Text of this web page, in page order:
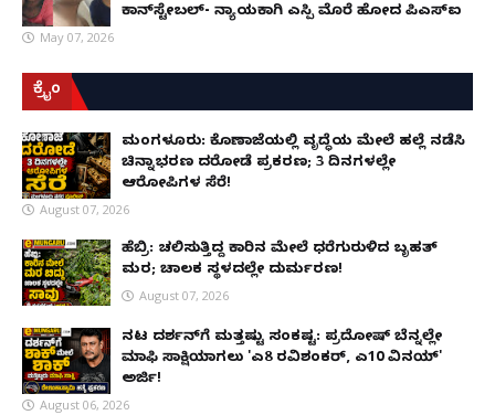
ಕಾನ್‌ಸ್ಟೇಬಲ್- ನ್ಯಾಯಕ್ಕಾಗಿ ಎಸ್ಪಿ ಮೊರೆ ಹೋದ ಪಿಎಸ್ಐ
May 07, 2026
ಕ್ರೈಂ
ಮಂಗಳೂರು: ಕೊಣಾಜೆಯಲ್ಲಿ ವೃದ್ಧೆಯ ಮೇಲೆ ಹಲ್ಲೆ ನಡೆಸಿ
ಚಿನ್ನಾಭರಣ ದರೋಡೆ ಪ್ರಕರಣ; 3 ದಿನಗಳಲ್ಲೇ
ಆರೋಪಿಗಳ ಸೆರೆ!
August 07, 2026
ಹೆಬ್ರಿ: ಚಲಿಸುತ್ತಿದ್ದ ಕಾರಿನ ಮೇಲೆ ಧರೆಗುರುಳಿದ ಬೃಹತ್
ಮರ; ಚಾಲಕ ಸ್ಥಳದಲ್ಲೇ ದುರ್ಮರಣ!
August 07, 2026
ನಟ ದರ್ಶನ್‌ಗೆ ಮತ್ತಷ್ಟು ಸಂಕಷ್ಟ: ಪ್ರದೋಷ್ ಬೆನ್ನಲ್ಲೇ
ಮಾಫಿ ಸಾಕ್ಷಿಯಾಗಲು 'ಎ8 ರವಿಶಂಕರ್, ಎ10 ವಿನಯ್'
ಅರ್ಜಿ!
August 06, 2026